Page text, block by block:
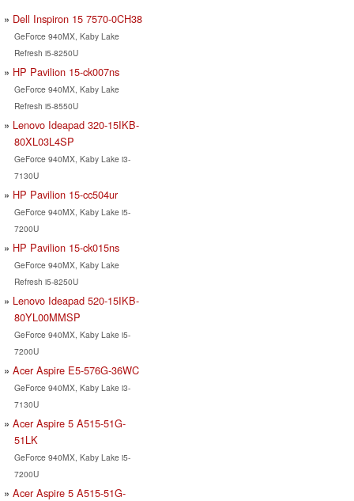
Dell Inspiron 15 7570-0CH38
GeForce 940MX, Kaby Lake
Refresh i5-8250U
HP Pavilion 15-ck007ns
GeForce 940MX, Kaby Lake
Refresh i5-8550U
Lenovo Ideapad 320-15IKB-
80XL03L4SP
GeForce 940MX, Kaby Lake i3-
7130U
HP Pavilion 15-cc504ur
GeForce 940MX, Kaby Lake i5-
7200U
HP Pavilion 15-ck015ns
GeForce 940MX, Kaby Lake
Refresh i5-8250U
Lenovo Ideapad 520-15IKB-
80YL00MMSP
GeForce 940MX, Kaby Lake i5-
7200U
Acer Aspire E5-576G-36WC
GeForce 940MX, Kaby Lake i3-
7130U
Acer Aspire 5 A515-51G-
51LK
GeForce 940MX, Kaby Lake i5-
7200U
Acer Aspire 5 A515-51G-